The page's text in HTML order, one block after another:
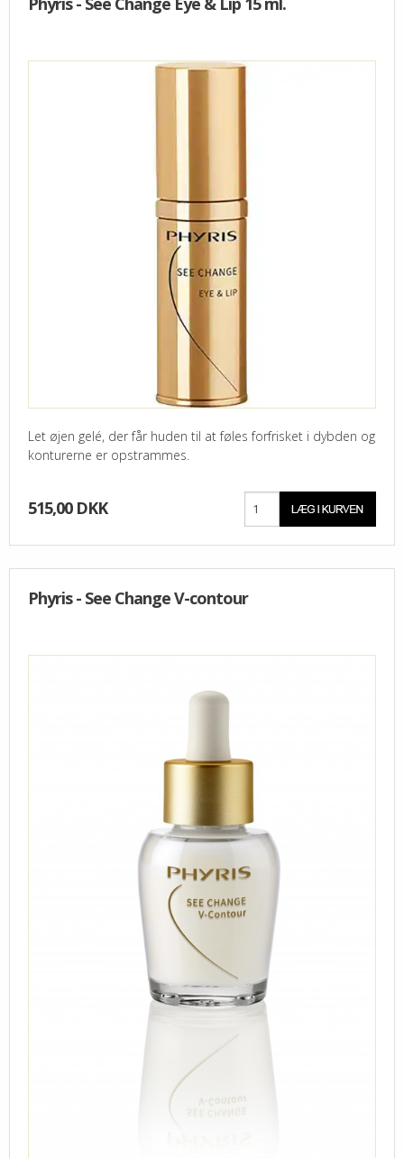
Let øjen gelé, der får huden til at føles forfrisket i dybden og
konturerne er opstrammes.
515,00 DKK
Phyris - See Change V-contour